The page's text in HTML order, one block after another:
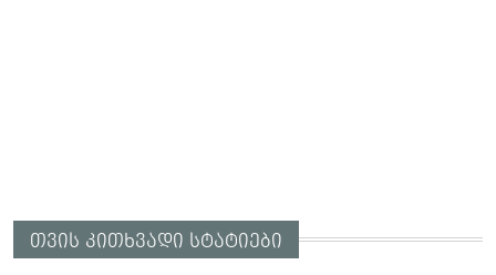
თვის კითხვადი სტატიები